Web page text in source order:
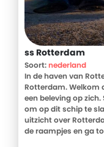
ss Rotterdam
Soort:nederland
In de haven van
Rotterdam. Welkom
een beleving op
om op dit schip te
uitzicht over
de raampjes en ga